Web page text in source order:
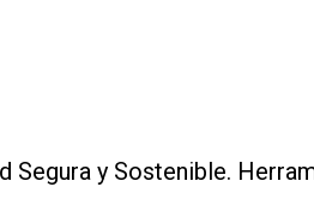
Segura y Sostenible.